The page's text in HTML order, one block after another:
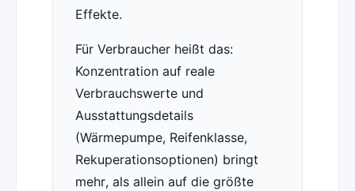
Effekte.
Für Verbraucher heißt das:
Konzentration auf reale
Verbrauchswerte und
Ausstattungsdetails
(Wärmepumpe, Reifenklasse,
Rekuperationsoptionen) bringt
mehr, als allein auf die größte